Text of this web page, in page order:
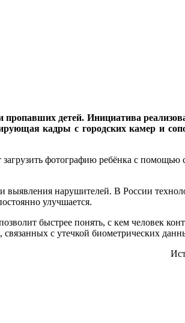
пропавших детей. Инициатива
кадры с городских камер и
фотографию ребёнка с помощью
выявления нарушителей. В России
улучшается.
быстрее понять, с кем человек
с утечкой биометрических